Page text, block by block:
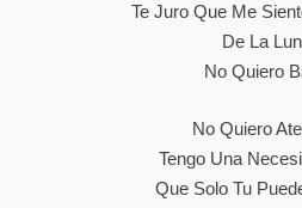
Te Juro Que Me
De La
No Quiero
No Quiero
Tengo Una
Que Solo Tu